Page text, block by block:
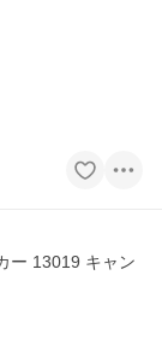
ー 13019 キャン